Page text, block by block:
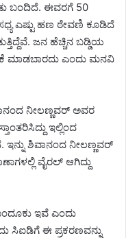
ಬಂದಿದೆ. ಈವರಗೆ 50
ಎಷ್ಟು ಹಣ ಠೇವಣಿ ಕೂಡಿದೆ‌
ಜನ ಹೆಚ್ಚಿನ ಬಡ್ಡಿಯ
‌ಮಾಡಬಾರದು ಎಂದು ಮನವಿ
ನೀಲಣ್ಣವರ್ ಅವರ
ಇಲ್ಲಿಂದ
ಶಿವಾನಂದ ನೀಲಣ್ಣವರ್
ವೈರಲ್ ಆಗಿದ್ದು
ಇವೆ ಎಂದು
ಸಿಐಡಿಗೆ ಈ ಪ್ರಕರಣವನ್ನು